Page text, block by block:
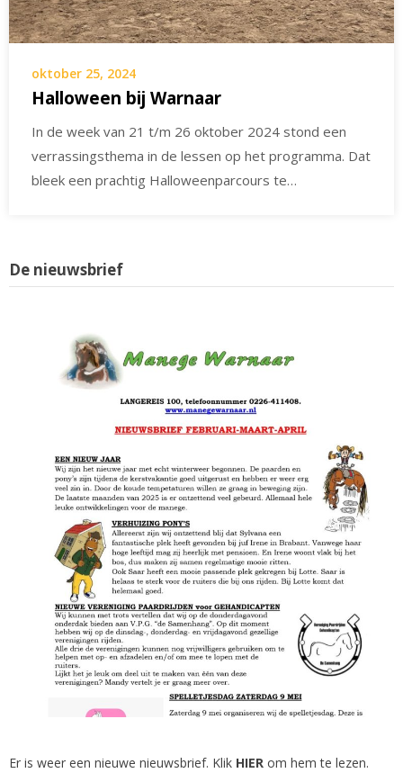
oktober 25, 2024
Halloween bij Warnaar
In de week van 21 t/m 26 oktober 2024 stond een
verrassingsthema in de lessen op het programma. Dat
bleek een prachtig Halloweenparcours te…
De nieuwsbrief
Er is weer een nieuwe nieuwsbrief. Klik HIER om hem te lezen.